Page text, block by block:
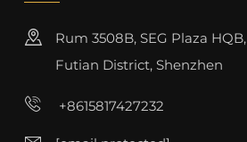
Rum 3508B, SEG Plaza HQB,
Futian District, Shenzhen
+8615817427232